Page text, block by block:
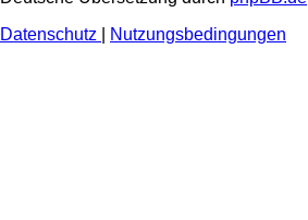
Datenschutz
Nutzungsbedingungen